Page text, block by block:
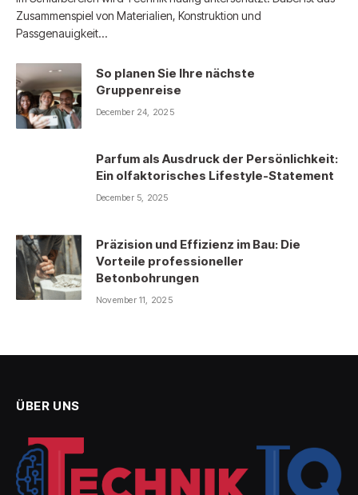
Zusammenspiel von Materialien, Konstruktion und
Passgenauigkeit…
So planen Sie Ihre nächste
Gruppenreise
December 24, 2025
Parfum als Ausdruck der Persönlichkeit:
Ein olfaktorisches Lifestyle-Statement
December 5, 2025
Präzision und Effizienz im Bau: Die
Vorteile professioneller
Betonbohrungen
November 11, 2025
ÜBER UNS